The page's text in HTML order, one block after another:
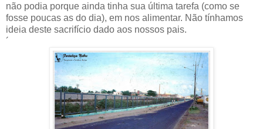
não podia porque ainda tinha sua última tarefa (como se
fosse poucas as do dia), em nos alimentar. Não tínhamos
ideia deste sacrifício dado aos nossos pais.
´